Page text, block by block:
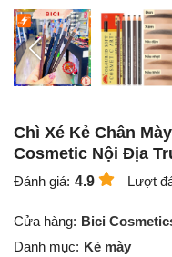
Chì Xé Kẻ Chân
Cosmetic Nội Địa
Đánh giá: 4.9 Lượt
Cửa hàng: Bici
Danh mục: Kẻ mày